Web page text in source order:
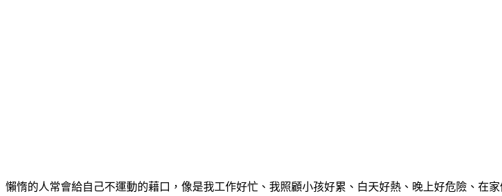
懶惰的人常會給自己不運動的藉口，像是我工作好忙、我照顧小孩好累、白天好熱、晚上好危險、